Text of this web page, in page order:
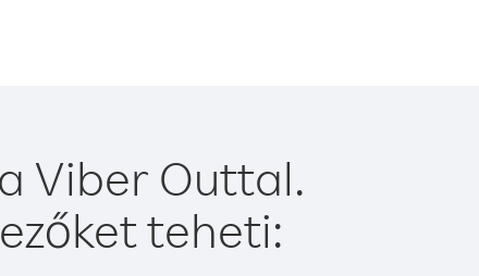
Viber Outtal.
teheti: